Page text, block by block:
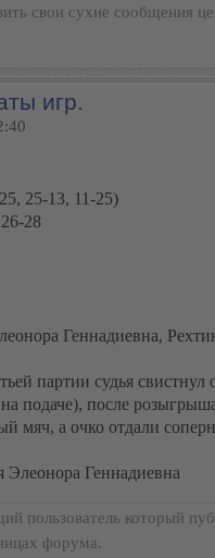
свои сухие сообщения
игр.
25-13, 11-25)
28
Геннадиевна,
партии судья
подаче), после
мяч, а очко отдали
Элеонора Геннадиевна
пользователь который
форума.